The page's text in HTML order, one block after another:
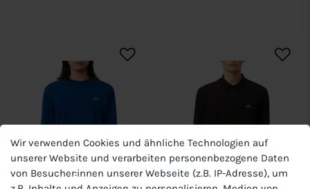
Wir verwenden Cookies und ähnliche Technologien auf
unserer Website und verarbeiten personenbezogene Daten
von Besucher:innen unserer Webseite (z.B. IP-Adresse), um